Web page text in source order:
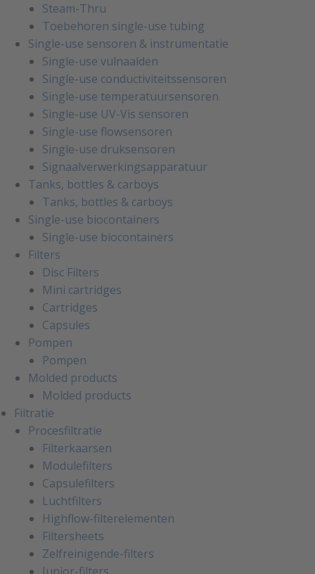
Steam-Thru
Toebehoren single-use tubing
Single-use sensoren & instrumentatie
Single-use vulnaalden
Single-use conductiviteitssensoren
Single-use temperatuursensoren
Single-use UV-Vis sensoren
Single-use flowsensoren
Single-use druksensoren
Signaalverwerkingsapparatuur
Tanks, bottles & carboys
Tanks, bottles & carboys
Single-use biocontainers
Single-use biocontainers
Filters
Disc Filters
Mini cartridges
Cartridges
Capsules
Pompen
Pompen
Molded products
Molded products
Filtratie
Procesfiltratie
Filterkaarsen
Modulefilters
Capsulefilters
Luchtfilters
Highflow-filterelementen
Filtersheets
Zelfreinigende-filters